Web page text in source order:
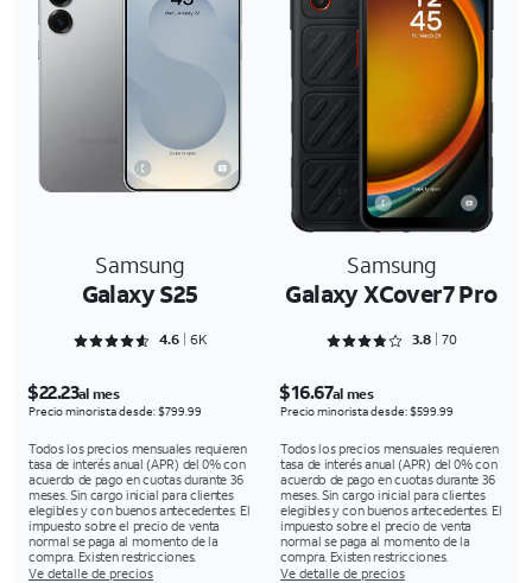
Samsung
Galaxy S25
Samsung
Galaxy XCover7 Pro
Rated 4.6352 out of 5
4.6 6K Rated 3.8429 out of 5
3.8 70
$22.23al mes
Precio minorista desde: $799.99
Todos los precios mensuales requieren
tasa de interés anual (APR) del 0% con
acuerdo de pago en cuotas durante 36
meses. Sin cargo inicial para clientes
elegibles y con buenos antecedentes. El
impuesto sobre el precio de venta
normal se paga al momento de la
compra. Existen restricciones.
Ve detalle de precios
$16.67al mes
Precio minorista desde: $599.99
Todos los precios mensuales requieren
tasa de interés anual (APR) del 0% con
acuerdo de pago en cuotas durante 36
meses. Sin cargo inicial para clientes
elegibles y con buenos antecedentes. El
impuesto sobre el precio de venta
normal se paga al momento de la
compra. Existen restricciones.
Ve detalle de precios